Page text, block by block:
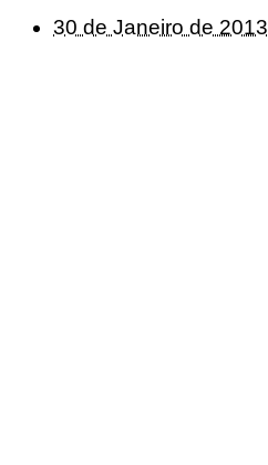
30 de Janeiro de 2013